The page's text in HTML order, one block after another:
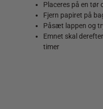
Placeres på en tør
Fjern papiret på
Påsæt lappen og
Emnet skal
timer